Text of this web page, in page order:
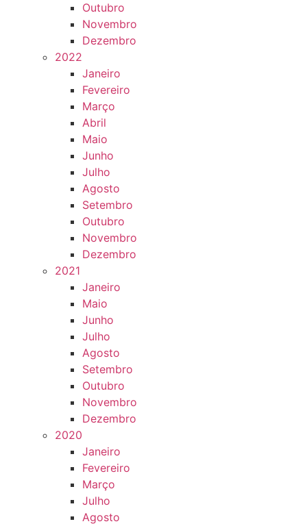
Outubro
Novembro
Dezembro
2022
Janeiro
Fevereiro
Março
Abril
Maio
Junho
Julho
Agosto
Setembro
Outubro
Novembro
Dezembro
2021
Janeiro
Maio
Junho
Julho
Agosto
Setembro
Outubro
Novembro
Dezembro
2020
Janeiro
Fevereiro
Março
Julho
Agosto